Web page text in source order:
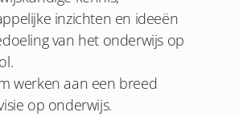
inzichten en ideeën
van het onderwijs op
werken aan een breed
op onderwijs.